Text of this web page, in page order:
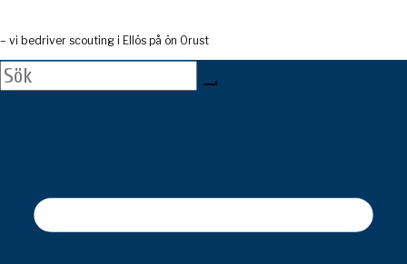
– vi bedriver scouting i Ellös på ön Orust